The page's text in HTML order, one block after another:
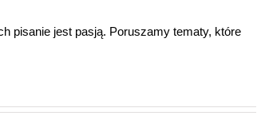
pisanie jest pasją. Poruszamy tematy, które